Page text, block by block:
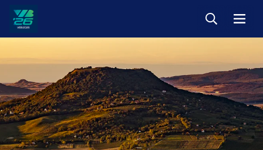
Veszprém-
Európa
Sportrégiója
2026
KeresésMenü